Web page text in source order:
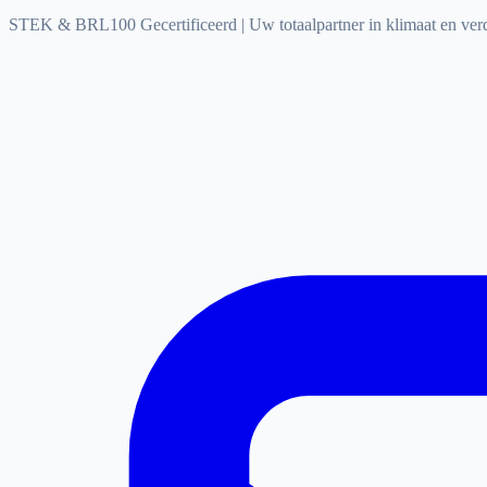
STEK & BRL100 Gecertificeerd | Uw totaalpartner in klimaat en